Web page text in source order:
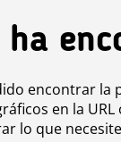
ha
encontrar la
en la
lo que